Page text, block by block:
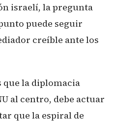
israelí, la pregunta
puede seguir
creíble ante los
que la diplomacia
al centro, debe actuar
que la espiral de